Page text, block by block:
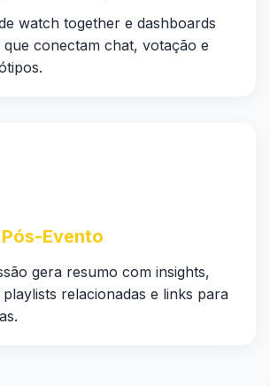
watch together e dashboards
conectam chat, votação e
Evento
gera resumo com insights,
relacionadas e links para